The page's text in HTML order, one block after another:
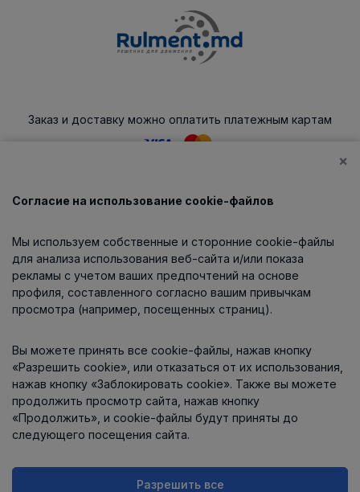
Заказ и доставку можно оплатить платежным картам
Каталог
О компании
Информация
Контакты
×
Согласие на использование cookie-файлов
Мы используем собственные и сторонние cookie-файлы
для анализа использования веб-сайта и/или показа
рекламы с учетом ваших предпочтений на основе
профиля, составленного согласно вашим привычкам
просмотра (например, посещенных страниц).
Вы можете принять все cookie-файлы, нажав кнопку
«Разрешить cookie», или отказаться от их использования,
нажав кнопку «Заблокировать cookie». Также вы можете
продолжить просмотр сайта, нажав кнопку
«Продолжить», и cookie-файлы будут приняты до
следующего посещения сайта.
Разрешить все